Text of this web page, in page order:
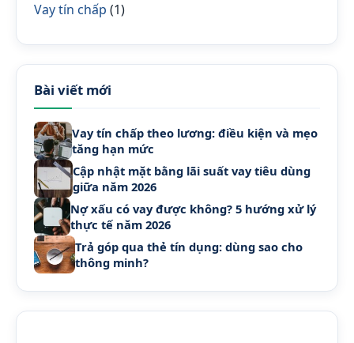
Vay tín chấp (1)
Bài viết mới
Vay tín chấp theo lương: điều kiện và mẹo
tăng hạn mức
Cập nhật mặt bằng lãi suất vay tiêu dùng
giữa năm 2026
Nợ xấu có vay được không? 5 hướng xử lý
thực tế năm 2026
Trả góp qua thẻ tín dụng: dùng sao cho
thông minh?